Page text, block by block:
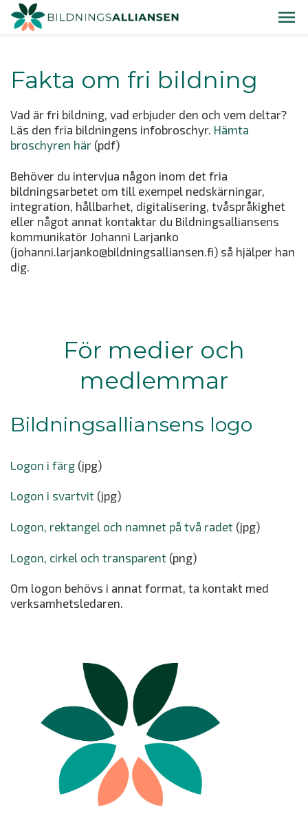
Fakta om fri bildning
Vad är fri bildning, vad erbjuder den och vem deltar?
Läs den fria bildningens infobroschyr. Hämta
broschyren här (pdf)
Behöver du intervjua någon inom det fria
bildningsarbetet om till exempel nedskärningar,
integration, hållbarhet, digitalisering, tvåspråkighet
eller något annat kontaktar du Bildningsalliansens
kommunikatör Johanni Larjanko
(johanni.larjanko@bildningsalliansen.fi) så hjälper han
dig.
För medier och
medlemmar
Bildningsalliansens logo
Logon i färg (jpg)
Logon i svartvit (jpg)
Logon, rektangel och namnet på två radet (jpg)
Logon, cirkel och transparent (png)
Om logon behövs i annat format, ta kontakt med
verksamhetsledaren.